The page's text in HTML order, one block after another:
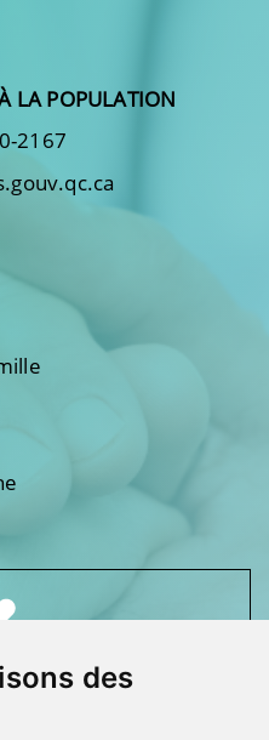
des
LA POPULATION
2167
différence